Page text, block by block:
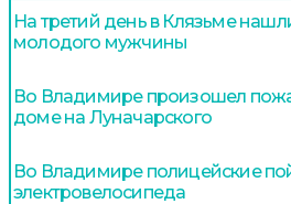
На третий день в Клязьме
молодого мужчины
Во Владимире произошел
доме на Луначарского
Во Владимире полицейские
электровелосипеда